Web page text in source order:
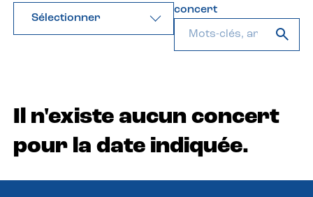
Sélectionner
concert
Il n'existe aucun concert
pour la date indiquée.